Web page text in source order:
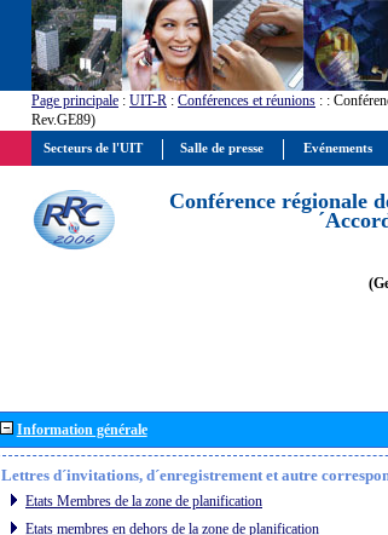
Page principale : UIT-R : Conférences et réunions : :
Rev.GE89)
Conférence régionale
Information générale
Lettres d´invitations, d´enregistrement et autre
Etats Membres de la zone de planification
Etats membres en dehors de la zone de planification
Secteurs de l'UIT Salle de presse Evénements